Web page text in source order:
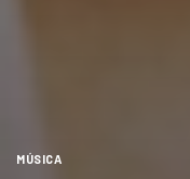
MÚSICA